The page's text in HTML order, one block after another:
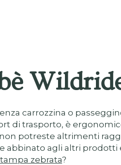
carrozzina o
di trasporto, è
potreste altrimenti
abbinato agli altri prodotti
zebrata?